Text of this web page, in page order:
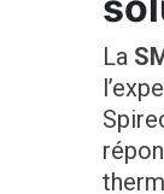
La